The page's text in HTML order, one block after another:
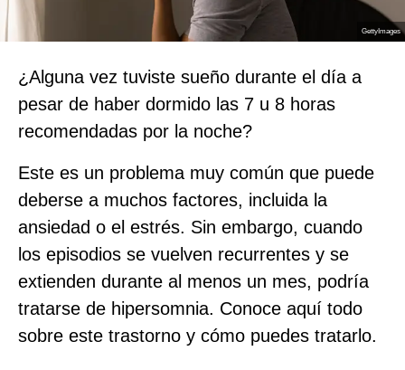
GettyImages
¿Alguna vez tuviste sueño durante el día a
pesar de haber dormido las 7 u 8 horas
recomendadas por la noche?
Este es un problema muy común que puede
deberse a muchos factores, incluida la
ansiedad o el estrés. Sin embargo, cuando
los episodios se vuelven recurrentes y se
extienden durante al menos un mes, podría
tratarse de hipersomnia. Conoce aquí todo
sobre este trastorno y cómo puedes tratarlo.